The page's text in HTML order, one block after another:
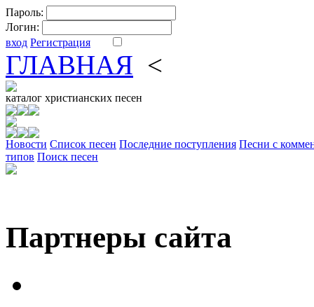
Пароль:
Логин:
вход Регистрация
ГЛАВНАЯ <
каталог христианских песен
Новости Cписок песен Последние поступления Песни с
типов Поиск песен
Партнеры сайта